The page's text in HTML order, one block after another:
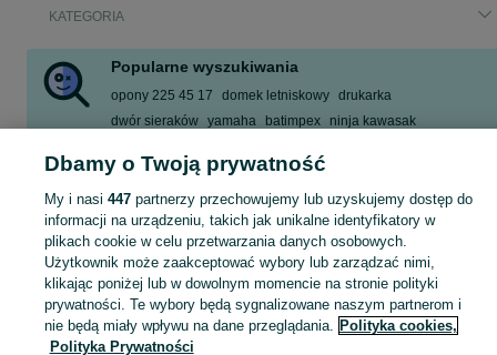
KATEGORIA
Popularne wyszukiwania
opony 225 45 17 domek letniskowy drukarka
dwór sieraków yamaha batimpex
ninja kawasak
Skorzystaj z największego serwisu ogłoszeniowego - Sieraków i okolice! Kupuj to, czego pragniesz i sprzedawaj to, czego już nie potrzebujesz!
Mapa kategorii
Mapa miejscowości
Mapa ministron
Dbamy o Twoją prywatność
My i nasi 447partnerzy przechowujemy lub uzyskujemy dostęp do
informacji na urządzeniu, takich jak unikalne identyfikatory w
plikach cookie w celu przetwarzania danych osobowych.
Użytkownik może zaakceptować wybory lub zarządzać nimi,
klikając poniżej lub w dowolnym momencie na stronie polityki
prywatności. Te wybory będą sygnalizowane naszym partnerom i
nie będą miały wpływu na dane przeglądania. Polityka cookies,
Polityka Prywatności